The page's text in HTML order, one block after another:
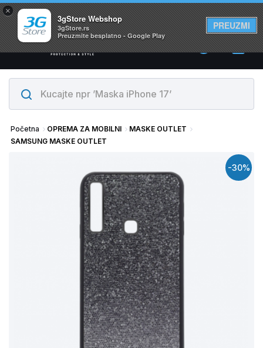
×
3gStore Webshop
3gStore.rs
Preuzmite besplatno - Google Play
PREUZMI
Svi proizvodi su na lageru. Slanje istog dana!
0
Početna OPREMA ZA MOBILNI
MASKE OUTLET
SAMSUNG MASKE OUTLET
-30%